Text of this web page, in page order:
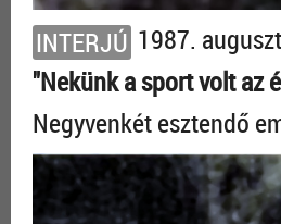
INTERJÚ 1987.
"Nekünk a sport volt az
Negyvenkét esztendő